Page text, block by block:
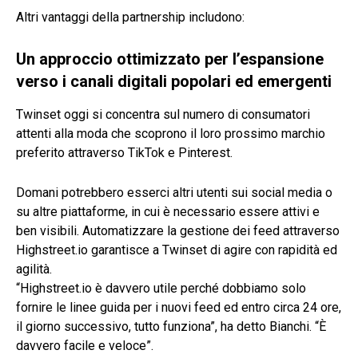
Altri vantaggi della partnership includono:
Un approccio ottimizzato per l’espansione
verso i canali digitali popolari ed emergenti
Twinset oggi si concentra sul numero di consumatori
attenti alla moda che scoprono il loro prossimo marchio
preferito attraverso TikTok e Pinterest.
Domani potrebbero esserci altri utenti sui social media o
su altre piattaforme, in cui è necessario essere attivi e
ben visibili. Automatizzare la gestione dei feed attraverso
Highstreet.io garantisce a Twinset di agire con rapidità ed
agilità.
“Highstreet.io è davvero utile perché dobbiamo solo
fornire le linee guida per i nuovi feed ed entro circa 24 ore,
il giorno successivo, tutto funziona”, ha detto Bianchi. “È
davvero facile e veloce”.